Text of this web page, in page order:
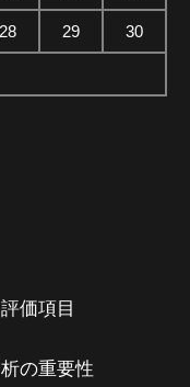
28 29 30
価項目
の重要性